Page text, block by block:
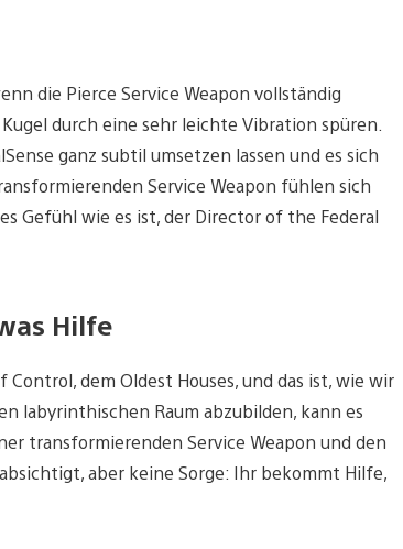
die Pierce Service Weapon vollständig
durch eine sehr leichte Vibration spüren.
ganz subtil umsetzen lassen und es sich
Service Weapon fühlen sich
Gefühl wie es ist, der Director of the Federal
Hilfe
dem Oldest Houses, und das ist, wie wir
labyrinthischen Raum abzubilden, kann es
transformierenden Service Weapon und den
aber keine Sorge: Ihr bekommt Hilfe,